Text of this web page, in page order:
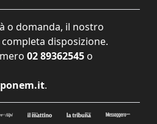
o domanda, il nostro
disposizione.
02 89362545 o
.